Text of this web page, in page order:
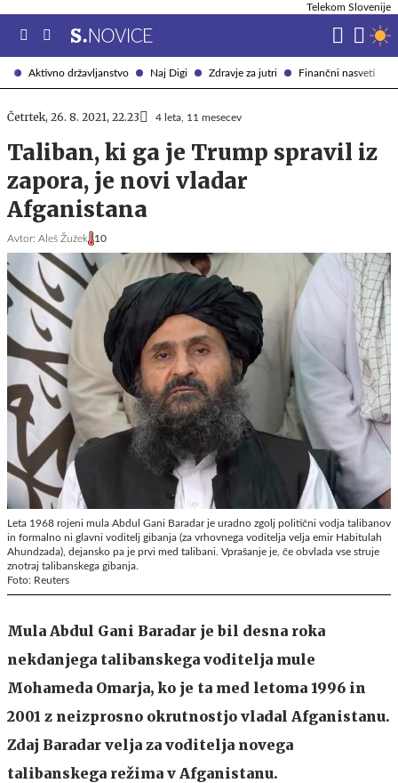
Aktivno državljanstvo Naj Digi Zdravje za jutri Finančni nasveti
Telekom Slovenije
Četrtek, 26. 8. 2021, 22.23 4 leta, 11 mesecev
Taliban, ki ga je Trump spravil iz
zapora, je novi vladar
Afganistana
Avtor: Aleš Žužek 10
Leta 1968 rojeni mula Abdul Gani Baradar je uradno zgolj politični vodja talibanov
in formalno ni glavni voditelj gibanja (za vrhovnega voditelja velja emir Habitulah
Ahundzada), dejansko pa je prvi med talibani. Vprašanje je, če obvlada vse struje
znotraj talibanskega gibanja.
Foto: Reuters
Mula Abdul Gani Baradar je bil desna roka
nekdanjega talibanskega voditelja mule
Mohameda Omarja, ko je ta med letoma 1996 in
2001 z neizprosno okrutnostjo vladal Afganistanu.
Zdaj Baradar velja za voditelja novega
talibanskega režima v Afganistanu.